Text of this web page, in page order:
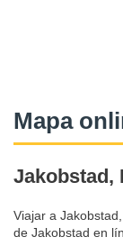
Mapa
Jakobstad,
Viajar a
de Jakobstad en